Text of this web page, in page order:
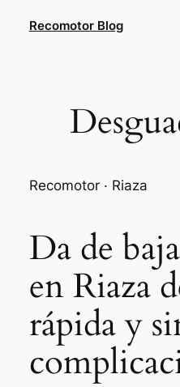
Recomotor Blog
Recomotor · Riaza
Da de
en Riaza
rápida y